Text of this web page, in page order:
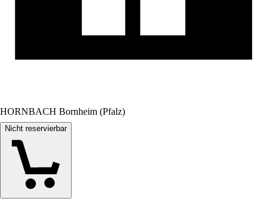
HORNBACH Bornheim (Pfalz)
Nicht reservierbar